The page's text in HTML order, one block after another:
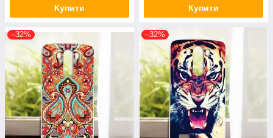
Купити Купити
–32% –32%